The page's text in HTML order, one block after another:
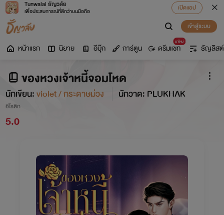
Tunwalai ธัญวลัย
เพื่อประสบการณ์ที่ดีกว่าบนมือถือ
เปิดแอป
เข้าสู่ระบบ
หน้าแรก นิยาย อีบุ๊ก การ์ตูน
มาใหม่
ดรีมแชท ธัญลิสต์
ของหวงเจ้าหนี้จอมโหด
นักเขียน:violet / กระดาษม่วง นักวาด: PLUKHAK
อีโรติก
5.0